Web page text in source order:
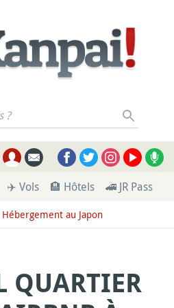
?
✈️ Vols 🏨 Hôtels 🚄 JR Pass
Hébergement au Japon
QUARTIER